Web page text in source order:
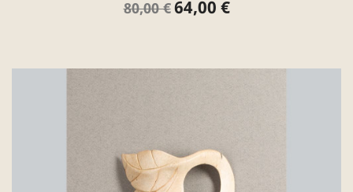
Verkaufspreis
80,00 € Preis
64,00 €